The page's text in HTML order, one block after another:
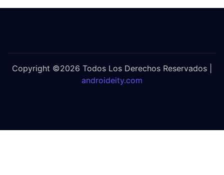
Copyright ©2026 Todos Los Derechos Reservados |
androideity.com